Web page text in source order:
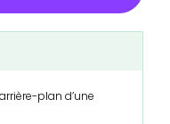
plan d’une